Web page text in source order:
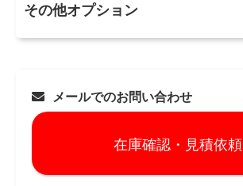
その他オプション
メールでのお問い合わせ
在庫確認・見積依頼